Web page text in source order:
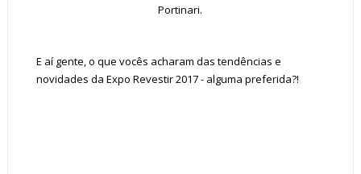
Portinari.
E aí gente, o que vocês acharam das tendências e
novidades da Expo Revestir 2017 - alguma preferida?!